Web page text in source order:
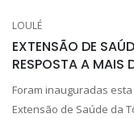
LOULÉ
EXTENSÃO DE
RESPOSTA A MAIS
Foram inauguradas
Extensão de Saúde da